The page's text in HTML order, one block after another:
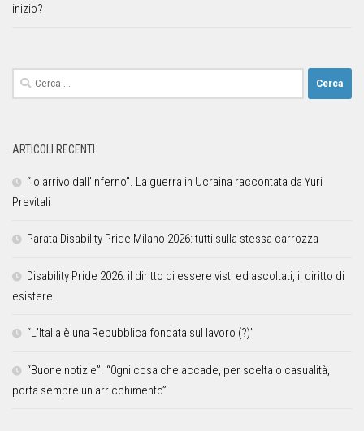
inizio?
ARTICOLI RECENTI
“Io arrivo dall’inferno”. La guerra in Ucraina raccontata da Yuri
Previtali
Parata Disability Pride Milano 2026: tutti sulla stessa carrozza
Disability Pride 2026: il diritto di essere visti ed ascoltati, il diritto di
esistere!
“L’Italia è una Repubblica fondata sul lavoro (?)”
“Buone notizie”. “0gni cosa che accade, per scelta o casualità,
porta sempre un arricchimento”